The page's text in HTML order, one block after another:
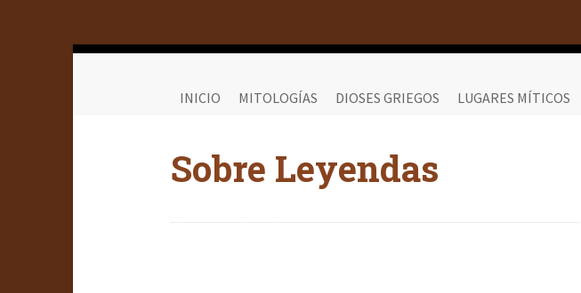
INICIO MITOLOGÍAS DIOSES GRIEGOS LUGARES MÍTICOS
Sobre Leyendas